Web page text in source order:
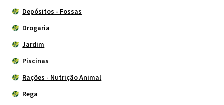
Depósitos - Fossas
Drogaria
Jardim
Piscinas
Rações - Nutrição Animal
Rega